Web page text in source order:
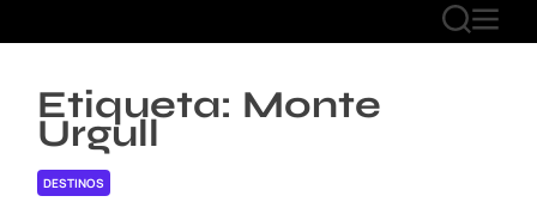
o
S
E
M
E
Etiqueta: Monte
Urgull
DESTINOS